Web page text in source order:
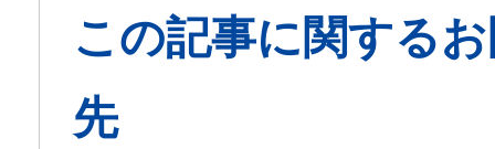
この記事に関する
先